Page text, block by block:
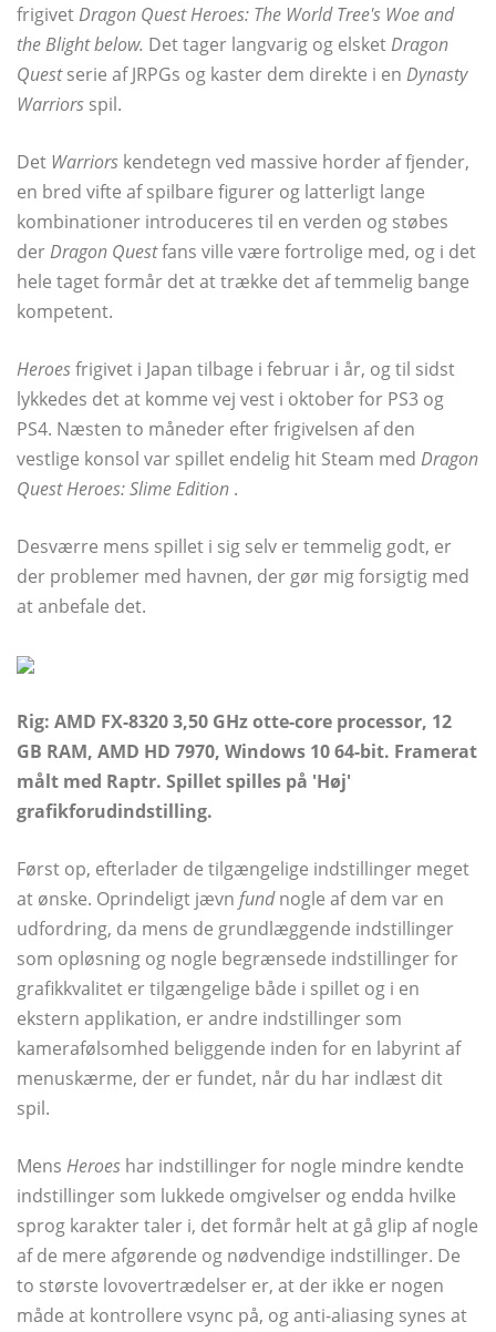
frigivetDragon Quest Heroes: The World Tree's Woe and
the Blight below. Det tager langvarig og elsketDragon
Questserie af JRPGs og kaster dem direkte i en Dynasty
Warriors spil.
Det Warriors kendetegn ved massive horder af fjender,
en bred vifte af spilbare figurer og latterligt lange
kombinationer introduceres til en verden og støbes
derDragon Questfans ville være fortrolige med, og i det
hele taget formår det at trække det af temmelig bange
kompetent.
Heroesfrigivet i Japan tilbage i februar i år, og til sidst
lykkedes det at komme vej vest i oktober for PS3 og
PS4. Næsten to måneder efter frigivelsen af ​​den
vestlige konsol var spillet endelig hit Steam med Dragon
Quest Heroes: Slime Edition .
Desværre mens spillet i sig selv er temmelig godt, er
der problemer med havnen, der gør mig forsigtig med
at anbefale det.
Rig: AMD FX-8320 3,50 GHz otte-core processor, 12
GB RAM, AMD HD 7970, Windows 10 64-bit. Framerat
målt med Raptr. Spillet spilles på 'Høj'
grafikforudindstilling.
Først op, efterlader de tilgængelige indstillinger meget
at ønske. Oprindeligt jævn fundnogle af dem var en
udfordring, da mens de grundlæggende indstillinger
som opløsning og nogle begrænsede indstillinger for
grafikkvalitet er tilgængelige både i spillet og i en
ekstern applikation, er andre indstillinger som
kamerafølsomhed beliggende inden for en labyrint af
menuskærme, der er fundet, når du har indlæst dit
spil.
Mens Heroes har indstillinger for nogle mindre kendte
indstillinger som lukkede omgivelser og endda hvilke
sprog karakter taler i, det formår helt at gå glip af nogle
af de mere afgørende og nødvendige indstillinger. De
to største lovovertrædelser er, at der ikke er nogen
måde at kontrollere vsync på, og anti-aliasing synes at